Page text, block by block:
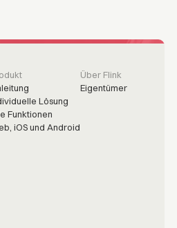
Lösung
Funktionen
iOS und Android
Über Flink
Eigentümer